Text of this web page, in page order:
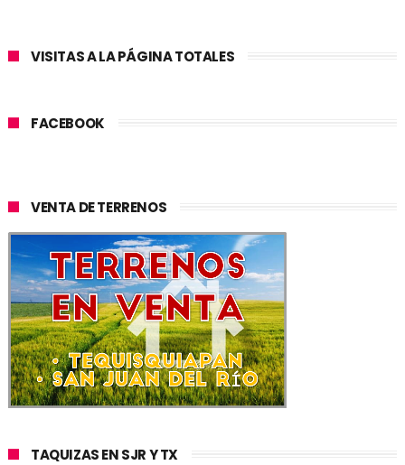
VISITAS A LA PÁGINA TOTALES
FACEBOOK
VENTA DE TERRENOS
TAQUIZAS EN SJR Y TX